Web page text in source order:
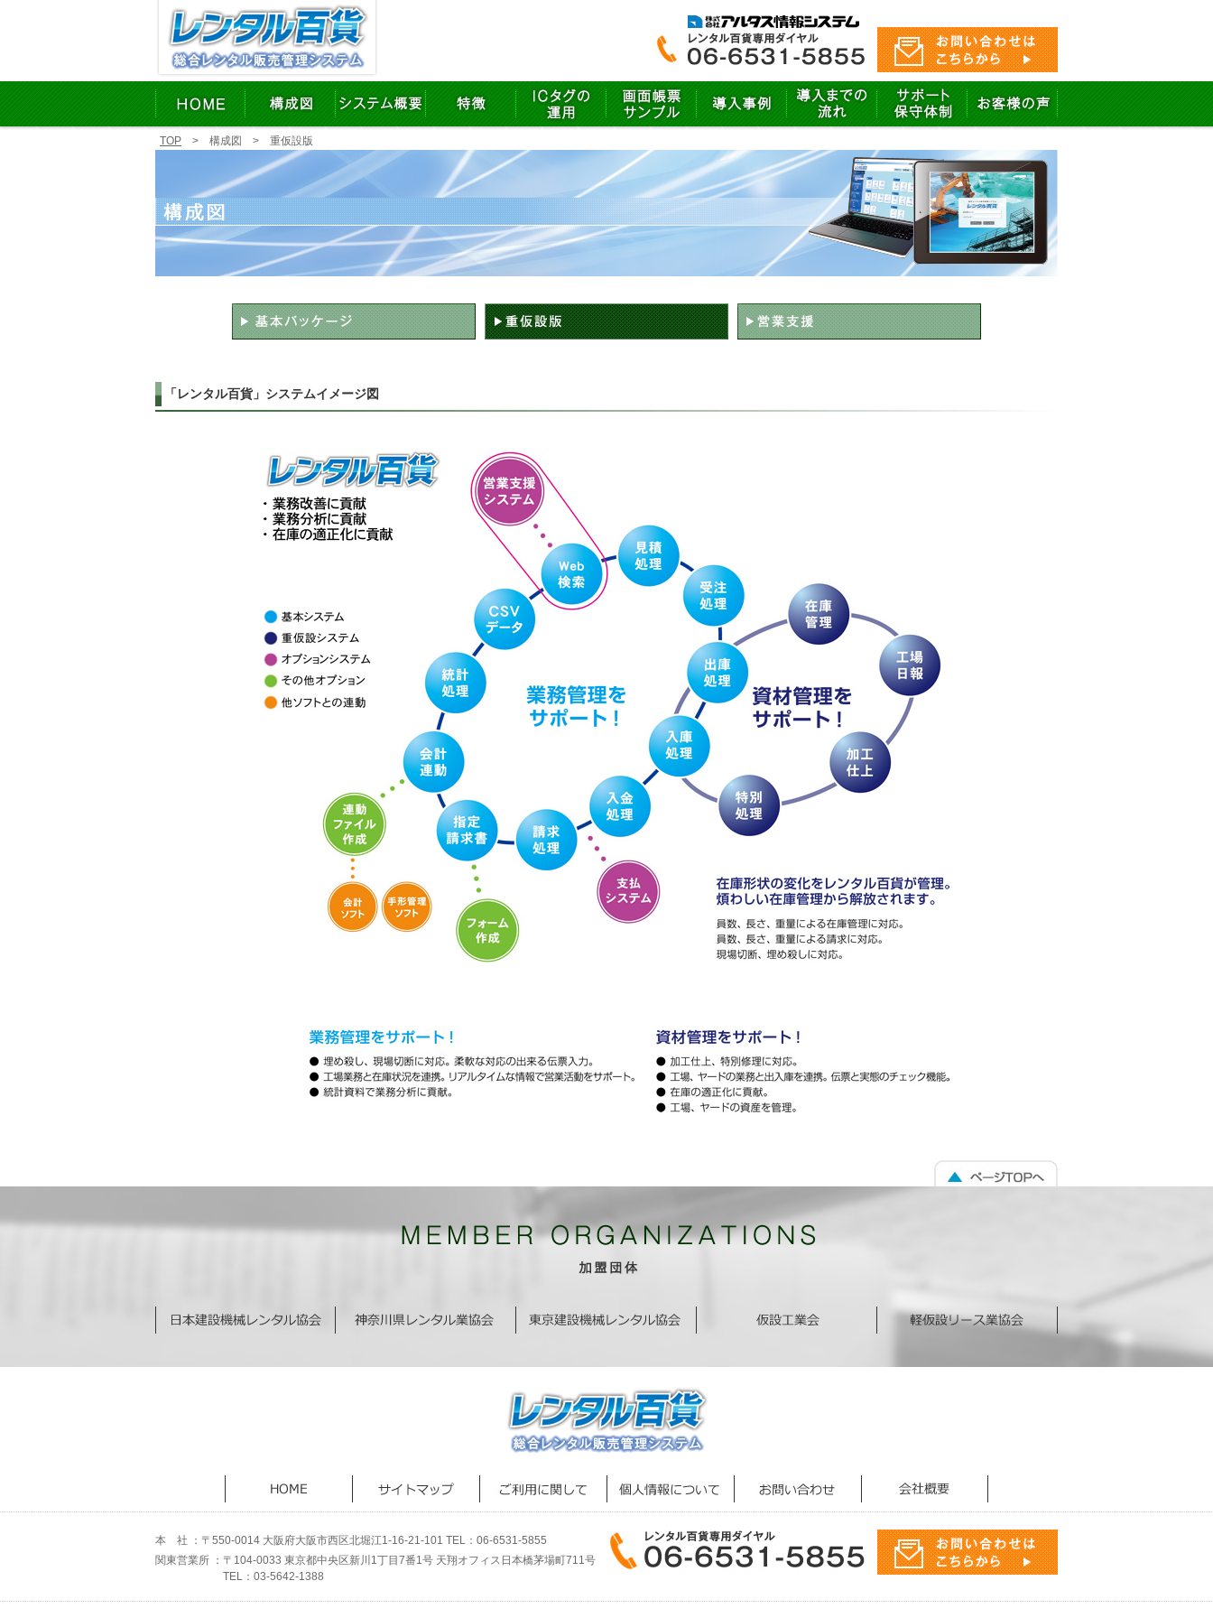
TOP > 構成図 > 重仮設版
「レンタル百貨」システムイメージ図
本 社 ：〒550-0014 大阪府大阪市西区北堀江1-16-21-101 TEL： 06-6531-5855
関東営業所 ： 〒104-0033 東京都中央区新川1丁目7番1号 天翔オフィス日本橋茅場町711号
TEL： 03-5642-1388